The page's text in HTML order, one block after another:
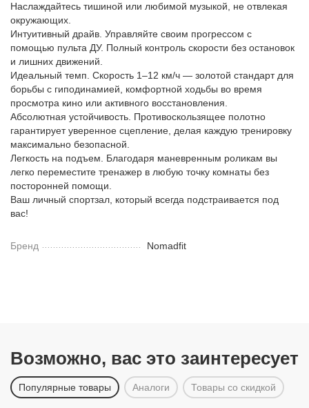
Наслаждайтесь тишиной или любимой музыкой, не отвлекая
окружающих.
Интуитивный драйв. Управляйте своим прогрессом с
помощью пульта ДУ. Полный контроль скорости без остановок
и лишних движений.
Идеальный темп. Скорость 1–12 км/ч — золотой стандарт для
борьбы с гиподинамией, комфортной ходьбы во время
просмотра кино или активного восстановления.
Абсолютная устойчивость. Противоскользящее полотно
гарантирует уверенное сцепление, делая каждую тренировку
максимально безопасной.
Легкость на подъем. Благодаря маневренным роликам вы
легко переместите тренажер в любую точку комнаты без
посторонней помощи.
Ваш личный спортзал, который всегда подстраивается под
вас!
Бренд Nomadfit
Возможно, вас это заинтересует
Популярные товары Аналоги Товары со скидкой